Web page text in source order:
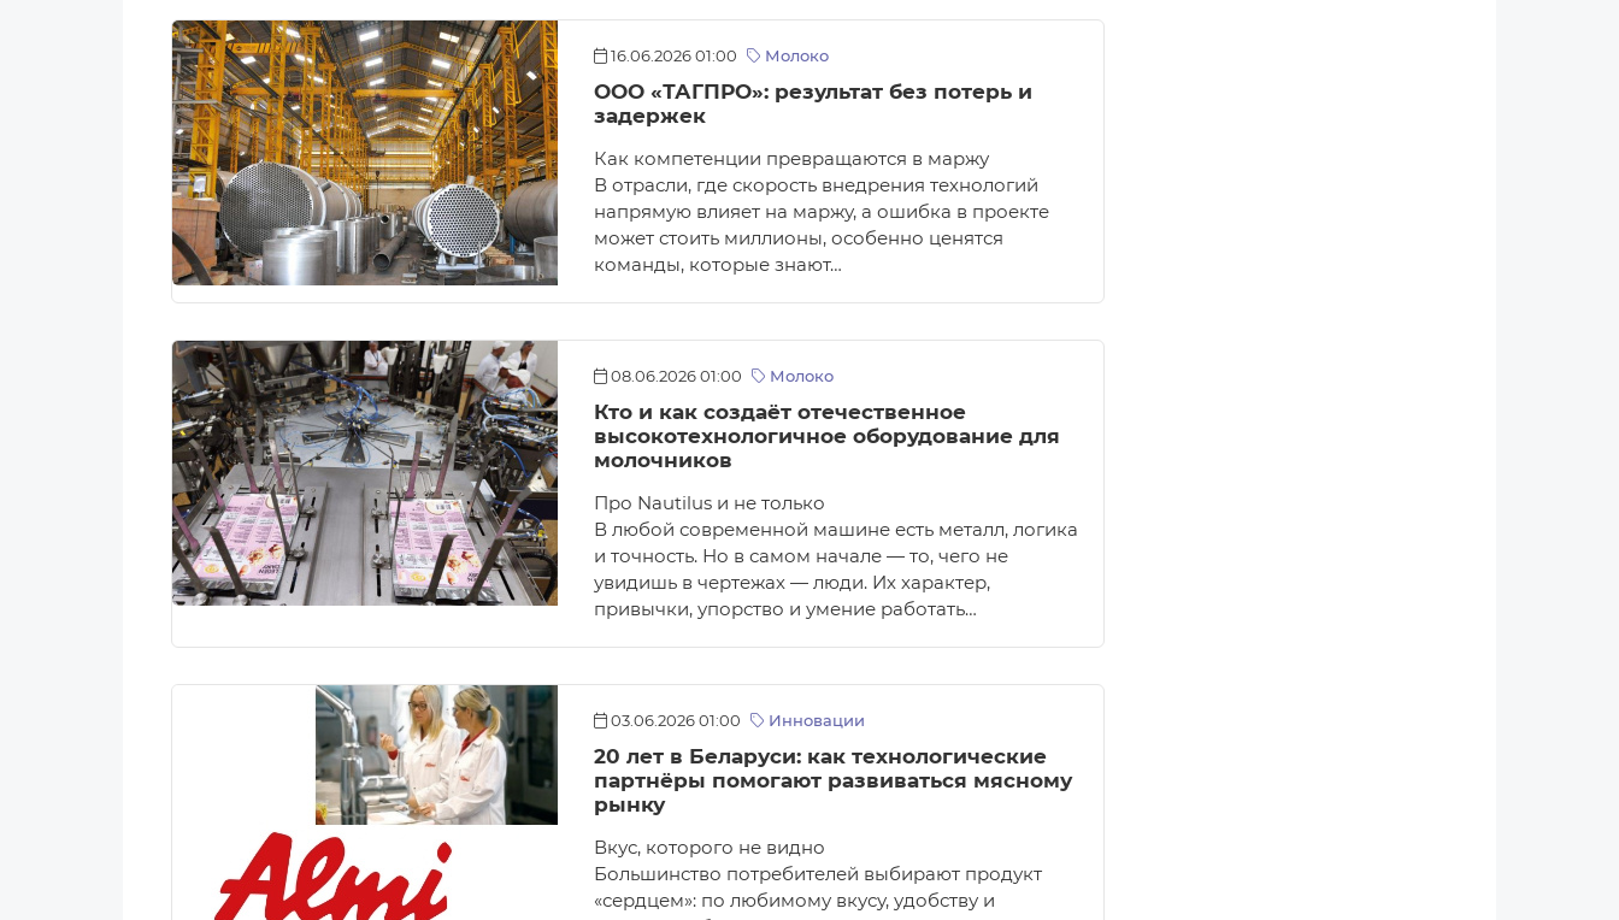
16.06.2026 01:00 Молоко
ООО «ТАГПРО»: результат без потерь и
задержек
Как компетенции превращаются в маржу
В отрасли, где скорость внедрения технологий
напрямую влияет на маржу, а ошибка в проекте
может стоить миллионы, особенно ценятся
команды, которые знают…
08.06.2026 01:00 Молоко
Кто и как создаёт отечественное
высокотехнологичное оборудование для
молочников
Про Nautilus и не только
В любой современной машине есть металл, логика
и точность. Но в самом начале — то, чего не
увидишь в чертежах — люди. Их характер,
привычки, упорство и умение работать…
03.06.2026 01:00 Инновации
20 лет в Беларуси: как технологические
партнёры помогают развиваться мясному
рынку
Вкус, которого не видно
Большинство потребителей выбирают продукт
«сердцем»: по любимому вкусу, удобству и